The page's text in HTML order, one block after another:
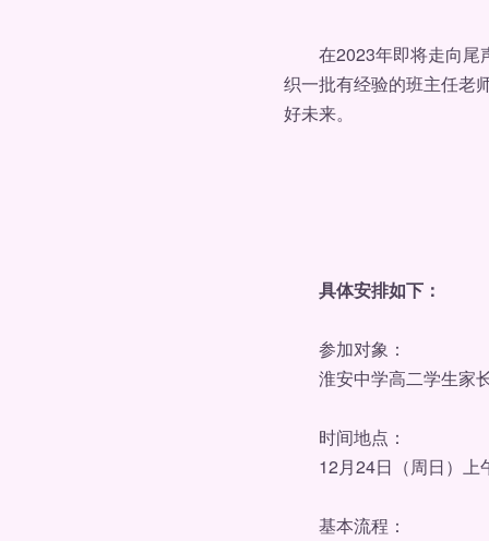
在2023年即将走向尾声
织一批有经验的班主任老
好未来。
具体安排如下：
参加对象：
淮安中学高二学生家
时间地点：
12月24日（周日）上
基本流程：